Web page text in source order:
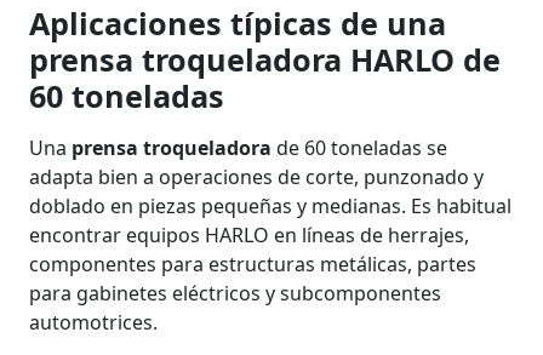
Aplicaciones típicas de una
prensa troqueladora HARLO de
60 toneladas
Una prensa troqueladora de 60 toneladas se
adapta bien a operaciones de corte, punzonado y
doblado en piezas pequeñas y medianas. Es habitual
encontrar equipos HARLO en líneas de herrajes,
componentes para estructuras metálicas, partes
para gabinetes eléctricos y subcomponentes
automotrices.